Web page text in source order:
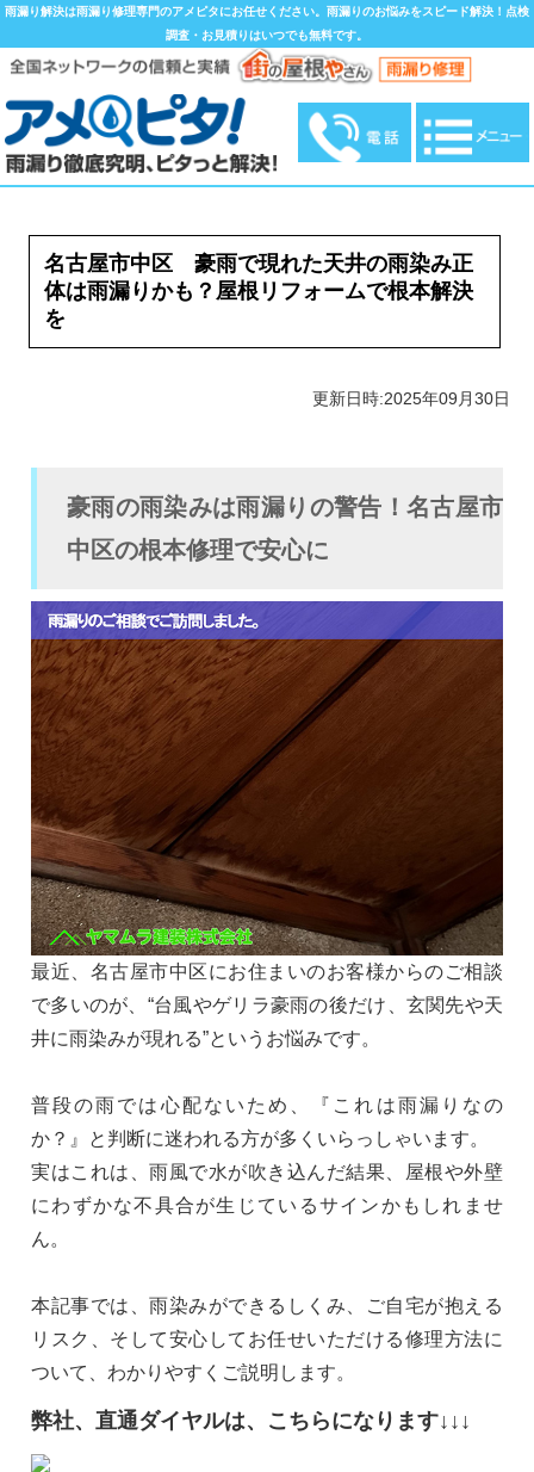
雨漏り解決は雨漏り修理専門のアメピタにお任せください。雨漏りのお悩みをスピード解決！点検
調査・お見積りはいつでも無料です。
名古屋市中区 豪雨で現れた天井の雨染み正
体は雨漏りかも？屋根リフォームで根本解決
を
更新日時:2025年09月30日
豪雨の雨染みは雨漏りの警告！名古屋市
中区の根本修理で安心に
最近、名古屋市中区にお住まいのお客様からのご相談
で多いのが、“台風やゲリラ豪雨の後だけ、玄関先や天
井に雨染みが現れる”というお悩みです。
普段の雨では心配ないため、『これは雨漏りなの
か？』と判断に迷われる方が多くいらっしゃいます。
実はこれは、雨風で水が吹き込んだ結果、屋根や外壁
にわずかな不具合が生じているサインかもしれませ
ん。
本記事では、雨染みができるしくみ、ご自宅が抱える
リスク、そして安心してお任せいただける修理方法に
ついて、わかりやすくご説明します。
弊社、直通ダイヤルは、こちらになります↓↓↓